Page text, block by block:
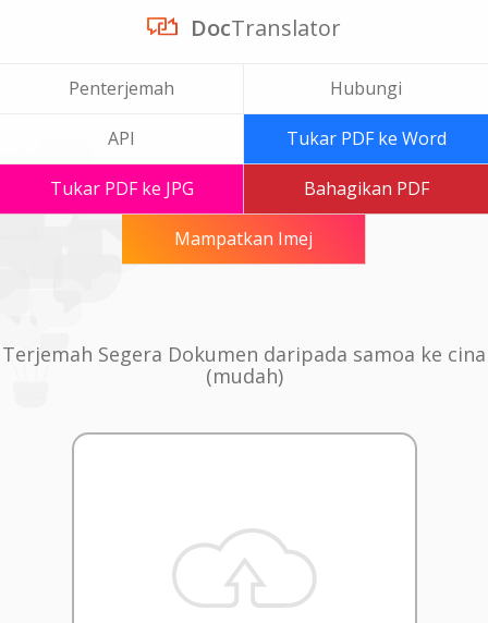
DocTranslator
Penterjemah Hubungi
API Tukar PDF ke Word
Tukar PDF ke JPG Bahagikan PDF
Mampatkan Imej
Terjemah Segera Dokumen daripada samoa ke cina
(mudah)